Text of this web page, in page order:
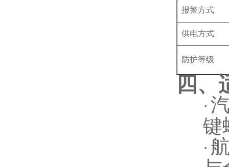
报警方式
供电方式
防护等级
四、
·
键
·